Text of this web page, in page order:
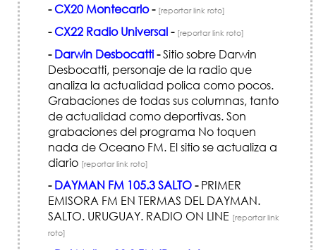
-CX20 Montecarlo- [reportar link roto]
-CX22 Radio Universal- [reportar link roto]
- Darwin Desbocatti-Sitio sobre Darwin
Desbocatti, personaje de la radio que
analiza la actualidad polica como pocos.
Grabaciones de todas sus columnas, tanto
de actualidad como deportivas. Son
grabaciones del programa No toquen
nada de Oceano FM. El sitio se actualiza a
diario [reportar link roto]
- DAYMAN FM 105.3 SALTO-PRIMER
EMISORA FM EN TERMAS DEL DAYMAN.
SALTO. URUGUAY. RADIO ON LINE [reportar link
roto]